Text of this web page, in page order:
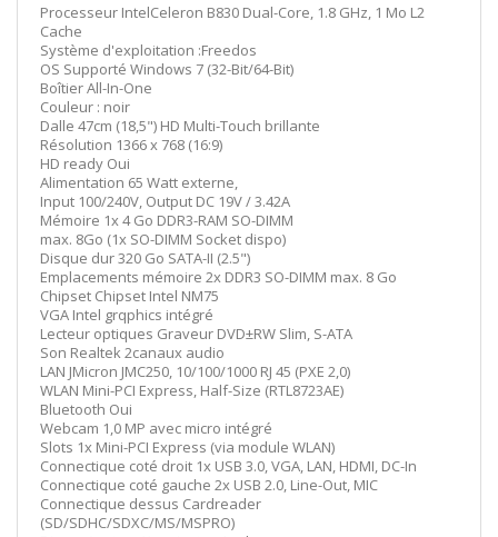
Processeur IntelCeleron B830 Dual-Core, 1.8 GHz, 1 Mo L2
Cache
Système d'exploitation :Freedos
OS Supporté Windows 7 (32-Bit/64-Bit)
Boîtier All-In-One
Couleur : noir
Dalle 47cm (18,5") HD Multi-Touch brillante
Résolution 1366 x 768 (16:9)
HD ready Oui
Alimentation 65 Watt externe,
Input 100/240V, Output DC 19V / 3.42A
Mémoire 1x 4 Go DDR3-RAM SO-DIMM
max. 8Go (1x SO-DIMM Socket dispo)
Disque dur 320 Go SATA-II (2.5")
Emplacements mémoire 2x DDR3 SO-DIMM max. 8 Go
Chipset Chipset Intel NM75
VGA Intel grqphics intégré
Lecteur optiques Graveur DVD±RW Slim, S-ATA
Son Realtek 2canaux audio
LAN JMicron JMC250, 10/100/1000 RJ 45 (PXE 2,0)
WLAN Mini-PCI Express, Half-Size (RTL8723AE)
Bluetooth Oui
Webcam 1,0 MP avec micro intégré
Slots 1x Mini-PCI Express (via module WLAN)
Connectique coté droit 1x USB 3.0, VGA, LAN, HDMI, DC-In
Connectique coté gauche 2x USB 2.0, Line-Out, MIC
Connectique dessus Cardreader
(SD/SDHC/SDXC/MS/MSPRO)